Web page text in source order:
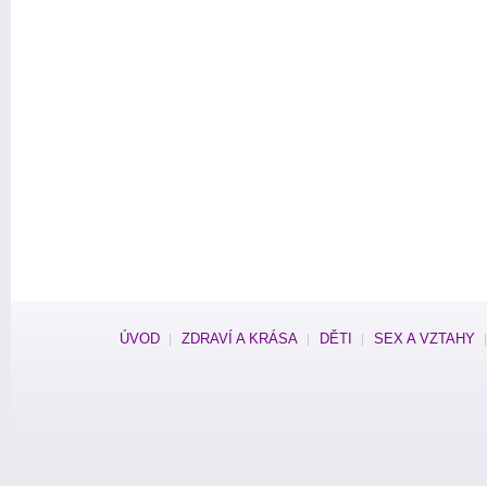
ÚVOD ZDRAVÍ A KRÁSA DĚTI SEX A VZTAHY